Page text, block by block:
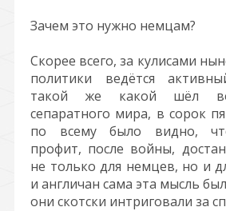
Зачем это нужно немцам?
Скорее всего, за кулисами
политики ведётся
такой же какой шёл
сепаратного мира, в сорок
по всему было видно,
профит, после войны,
не только для немцев, но и
и англичан сама эта мысль
они скотски интриговали за